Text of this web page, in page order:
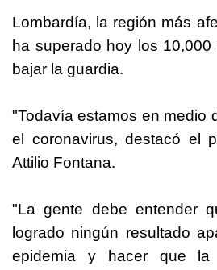
Lombardía, la región más
ha superado hoy los
bajar la guardia.
"Todavía estamos en medio
el coronavirus, destacó el
Attilio Fontana.
"La gente debe entender
logrado ningún resultado
epidemia y hacer que la